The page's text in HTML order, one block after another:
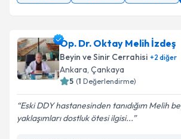
Op. Dr. Oktay Melih İzdeş
Beyin ve Sinir Cerrahisi +2 diğer
Ankara, Çankaya
5 (1 Değerlendirme)
Eski DDY hastanesinden tanıdığım Melih
yaklaşımları dostluk ötesi ilgisi...